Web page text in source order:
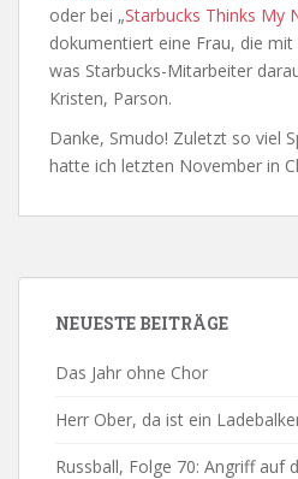
oder bei „Starbucks Thinks My
dokumentiert eine Frau, die
was Starbucks-Mitarbeiter
Kristen, Parson.
Danke, Smudo! Zuletzt so viel
hatte ich letzten November in
NEUESTE BEITRÄGE
Das Jahr ohne Chor
Herr Ober, da ist ein
Russball, Folge 70: Angriff auf